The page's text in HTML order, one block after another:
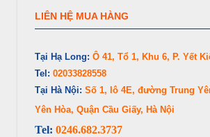
LIÊN HỆ MUA HÀNG
Tại Hạ Long: Ô 41, Tổ 1, Khu 6, P. Yết
Tel: 02033828558
Tại Hà Nội: Số 1, lô 4E, đường Trung
Yên Hòa, Quận Cầu Giấy, Hà Nội
Tel: 0246.682.3737